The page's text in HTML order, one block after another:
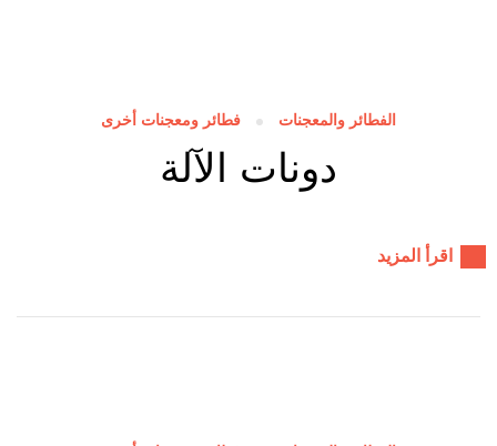
الفطائر والمعجنات فطائر ومعجنات أخرى
دونات الآلة
اقرأ المزيد